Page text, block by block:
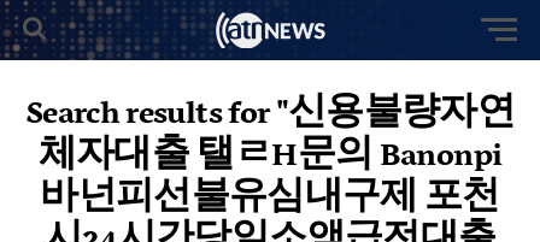
Search results for "신용불량자연
체자대출 탤ㄹH문의 Banonpi
바넌피선불유심내구제 포천